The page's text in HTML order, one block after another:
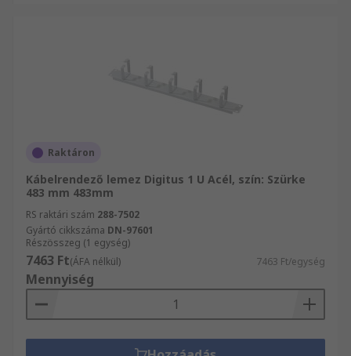
Raktáron
Kábelrendező lemez Digitus 1 U Acél, szín: Szürke
483 mm 483mm
RS raktári szám 288-7502
Gyártó cikkszáma DN-97601
Részösszeg (1 egység)
7463 Ft(ÁFA nélkül) 7463 Ft/egység
Mennyiség